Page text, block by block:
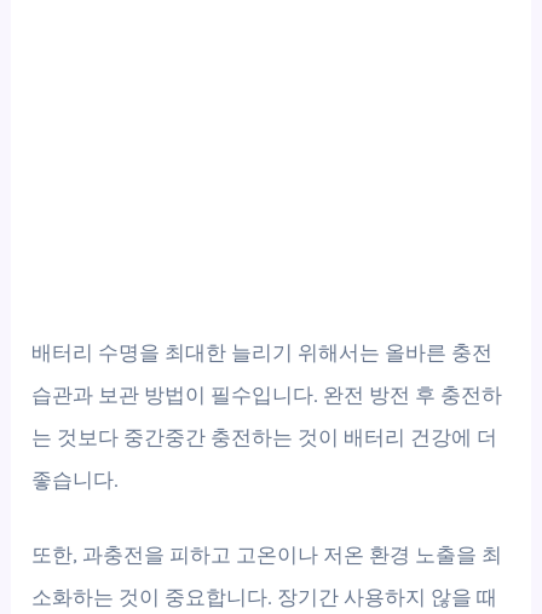
배터리 수명을 최대한 늘리기 위해서는 올바른 충전
습관과 보관 방법이 필수입니다. 완전 방전 후 충전하
는 것보다 중간중간 충전하는 것이 배터리 건강에 더
좋습니다.
또한, 과충전을 피하고 고온이나 저온 환경 노출을 최
소화하는 것이 중요합니다. 장기간 사용하지 않을 때